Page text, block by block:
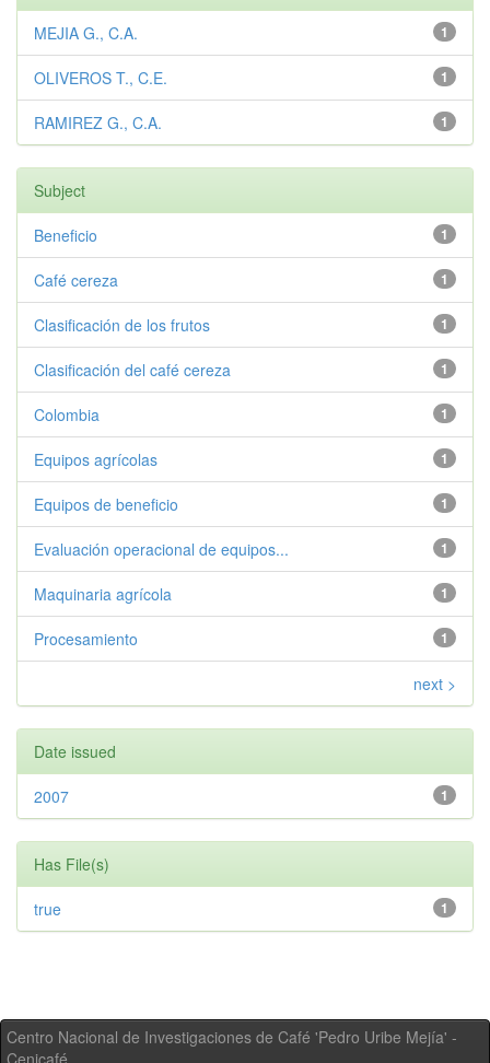
1
MEJIA G., C.A.
1
OLIVEROS T., C.E.
1
RAMIREZ G., C.A.
Subject
1
Beneficio
1
Café cereza
1
Clasificación de los frutos
1
Clasificación del café cereza
1
Colombia
1
Equipos agrícolas
1
Equipos de beneficio
1
Evaluación operacional de equipos...
1
Maquinaria agrícola
1
Procesamiento
next >
Date issued
1
2007
Has File(s)
1
true
Centro Nacional de Investigaciones de Café 'Pedro Uribe Mejía' -
Cenicafé